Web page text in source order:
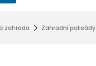
zahrada Zahradní palisády